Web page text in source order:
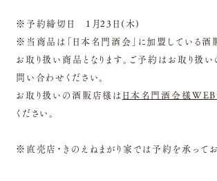
※予約締切日 1月23日(木)
※当商品は「日本名門酒会」に加盟している
お取り扱い商品となります。ご予約はお取り扱
問い合わせください。
お取り扱いの酒販店様は 日本名門酒会様WEB
ください。
※直売店・きのえねまがり家では予約を承ってお